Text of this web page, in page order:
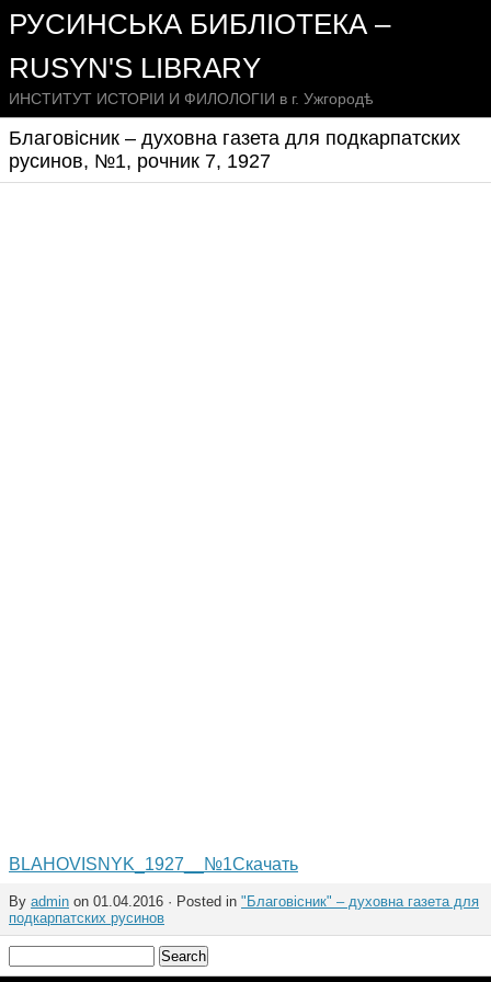
РУСИНСЬКА БИБЛІОТЕКА –
RUSYN'S LIBRARY
ИНСТИТУТ ИСТОРІИ И ФИЛОЛОГІИ в г. Ужгородѣ
Благовісник – духовна газета для подкарпатских
русинов, №1, рочник 7, 1927
BLAHOVISNYK_1927__№1Скачать
By admin on 01.04.2016 · Posted in "Благовісник" – духовна газета для
подкарпатских русинов